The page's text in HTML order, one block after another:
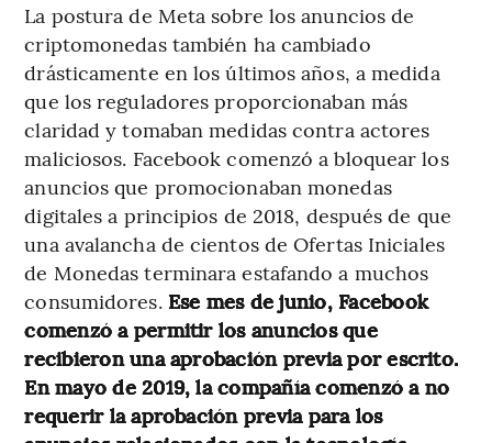
La postura de Meta sobre los anuncios de
criptomonedas también ha cambiado
drásticamente en los últimos años, a medida
que los reguladores proporcionaban más
claridad y tomaban medidas contra actores
maliciosos. Facebook comenzó a bloquear los
anuncios que promocionaban monedas
digitales a principios de 2018, después de que
una avalancha de cientos de Ofertas Iniciales
de Monedas terminara estafando a muchos
consumidores. Ese mes de junio, Facebook
comenzó a permitir los anuncios que
recibieron una aprobación previa por escrito.
En mayo de 2019, la compañía comenzó a no
requerir la aprobación previa para los